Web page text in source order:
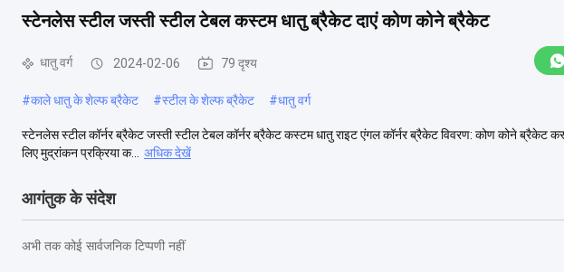
स्टेनलेस स्टील जस्ती स्टील टेबल कस्टम धातु ब्रैकेट दाएं कोण कोने ब्रैकेट
धातु वर्ग 2024-02-06 79 दृश्य
#काले धातु के शेल्फ ब्रैकेट #स्टील के शेल्फ ब्रैकेट #धातु वर्ग
स्टेनलेस स्टील कॉर्नर ब्रैकेट जस्ती स्टील टेबल कॉर्नर ब्रैकेट कस्टम धातु राइट एंगल कॉर्नर ब्रैकेट विवरण: कोण कोने ब्रैकेट
लिए मुद्रांकन प्रक्रिया क...
अधिक देखें
आगंतुक के संदेश
अभी तक कोई सार्वजनिक टिप्पणी नहीं